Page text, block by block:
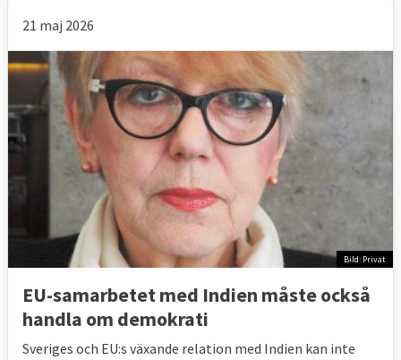
21 maj 2026
Bild: Privat
EU-samarbetet med Indien måste också
handla om demokrati
Sveriges och EU:s växande relation med Indien kan inte